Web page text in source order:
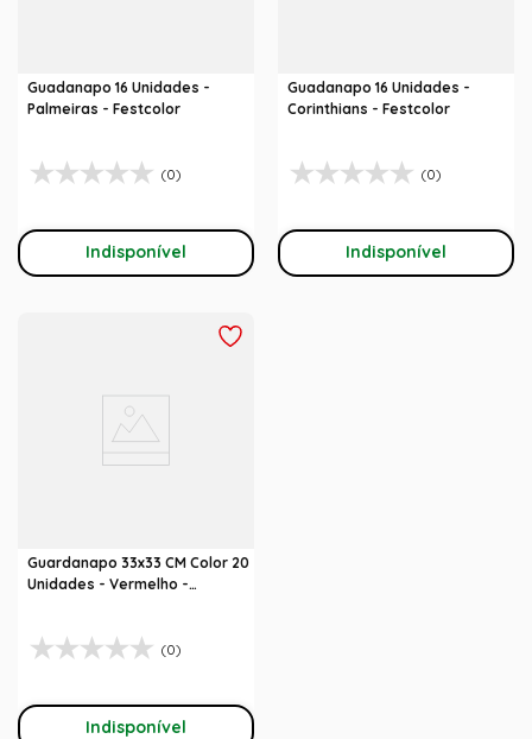
Guadanapo 16 Unidades -
Palmeiras - Festcolor
(0)
Indisponível
Guadanapo 16 Unidades -
Corinthians - Festcolor
(0)
Indisponível
Guardanapo 33x33 CM Color 20
Unidades - Vermelho -
(0)
Indisponível